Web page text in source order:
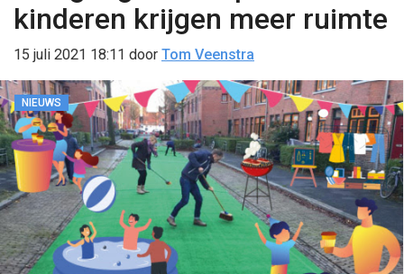
kinderen krijgen meer ruimte
15 juli 2021 18:11 door Tom Veenstra
NIEUWS